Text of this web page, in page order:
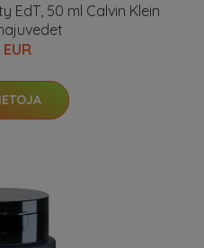
EdT, 50 ml Calvin Klein
EUR